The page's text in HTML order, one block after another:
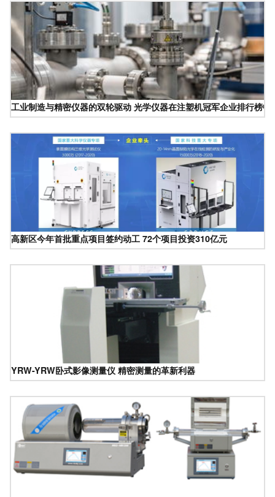
工业制造与精密仪器的双轮驱动 光学仪器在注塑机冠军企业排行榜中
高新区今年首批重点项目签约动工 72个项目投资310亿元
YRW-YRW卧式影像测量仪 精密测量的革新利器